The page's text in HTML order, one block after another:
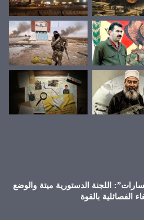
اللجنة الدستورية ميتة والوضع
الفصائلية بالقوة